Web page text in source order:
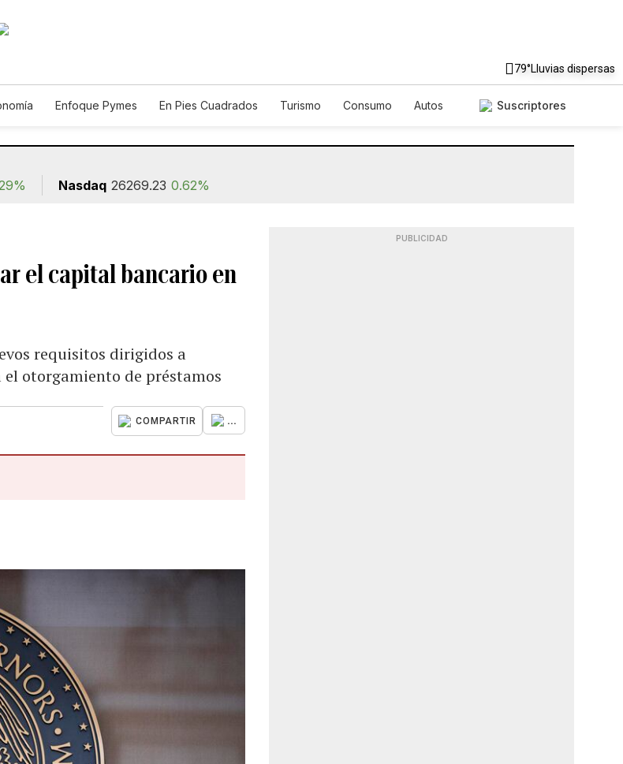
79°Lluvias dispersas
Enfoque Pymes En Pies Cuadrados Turismo Consumo
Autos
Suscriptores
Nasdaq 26269.23 0.62%
el capital bancario en
requisitos dirigidos a
otorgamiento de préstamos
COMPARTIR ...
PUBLICIDAD